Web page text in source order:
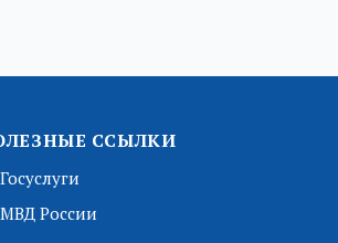
ССЫЛКИ
Госуслуги
МВД России